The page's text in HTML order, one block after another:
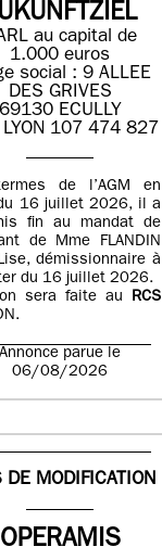
au capital de
1.000 euros
social : 9 ALLEE
DES GRIVES
69130 ECULLY
LYON 107 474 827
de l’AGM en
16 juillet 2026, il a
fin au mandat de
de Mme FLANDIN
démissionnaire à
du 16 juillet 2026.
sera faite au RCS
Annonce parue le
06/08/2026
DE MODIFICATION
OPERAMIS